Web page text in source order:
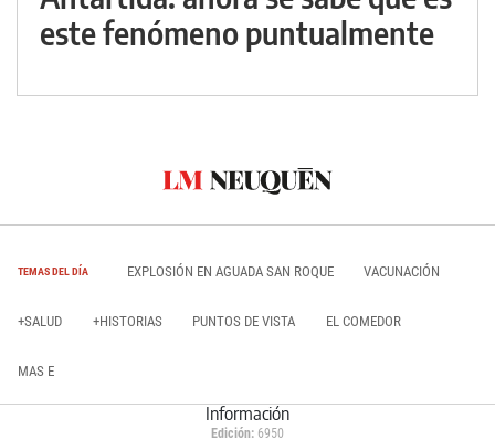
este fenómeno puntualmente
TEMAS DEL DÍA EXPLOSIÓN EN AGUADA SAN ROQUE VACUNACIÓN
+SALUD +HISTORIAS PUNTOS DE VISTA EL COMEDOR
MAS E
Información
Edición: 6950